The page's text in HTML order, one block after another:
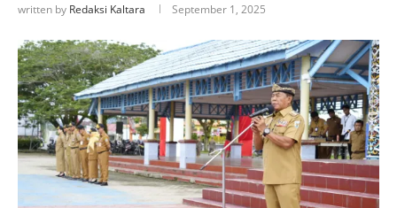
written by Redaksi Kaltara September 1, 2025